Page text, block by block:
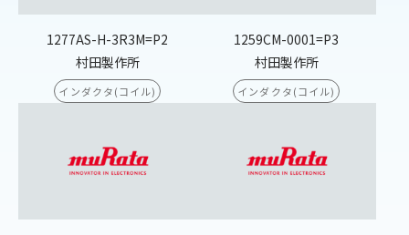
1277AS-H-3R3M=P2
村田製作所
インダクタ(コイル)
1259CM-0001=P3
村田製作所
インダクタ(コイル)